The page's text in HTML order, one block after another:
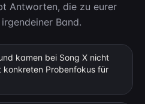
Antworten, die zu eurer
Band.
kamen bei Song X nicht
Probenfokus für